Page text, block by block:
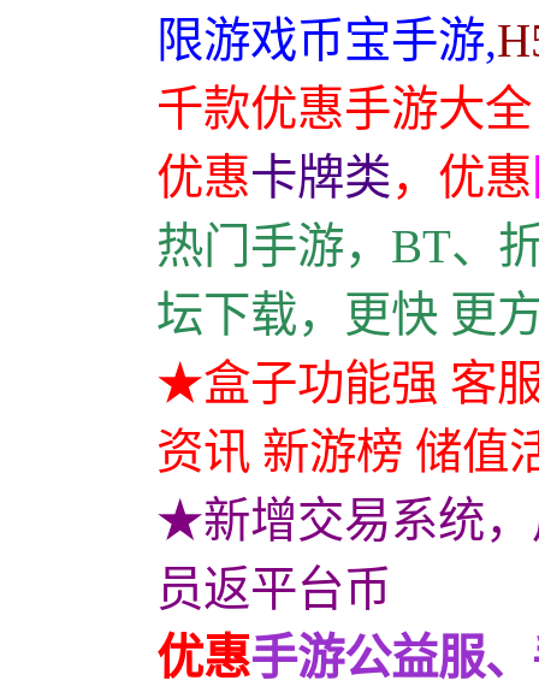
限游戏币宝手游,
千款优惠手游大全
优惠卡牌类， 优惠
热门手游，BT、
坛下载，更快 更
★盒子功能强 客
资讯 新游榜 储值
★新增交易系统，
员返平台币
优惠手游公益服